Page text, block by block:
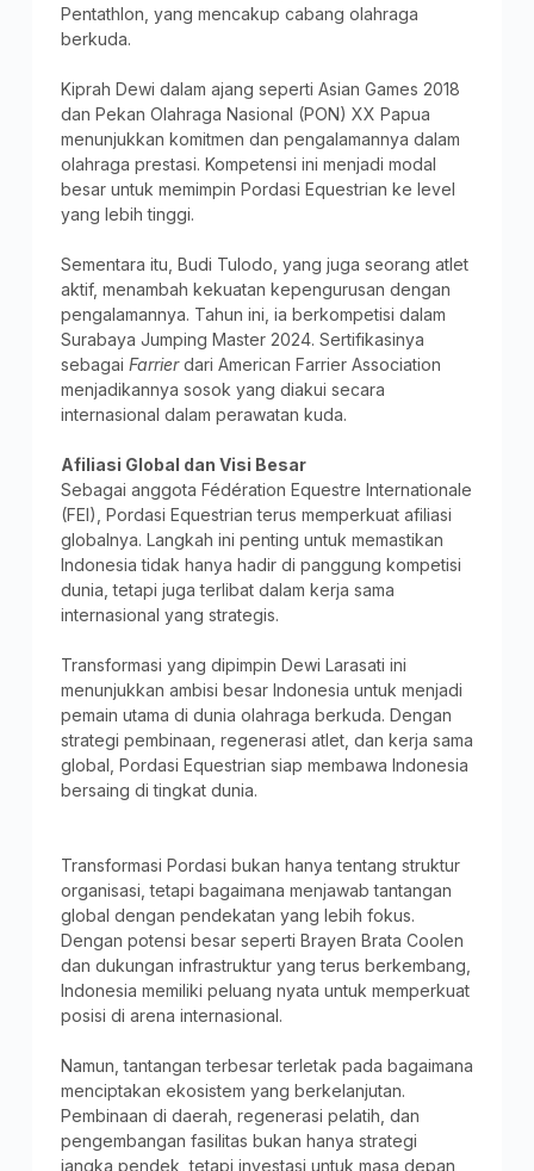
Pentathlon, yang mencakup cabang olahraga
berkuda.
Kiprah Dewi dalam ajang seperti Asian Games 2018
dan Pekan Olahraga Nasional (PON) XX Papua
menunjukkan komitmen dan pengalamannya dalam
olahraga prestasi. Kompetensi ini menjadi modal
besar untuk memimpin Pordasi Equestrian ke level
yang lebih tinggi.
Sementara itu, Budi Tulodo, yang juga seorang atlet
aktif, menambah kekuatan kepengurusan dengan
pengalamannya. Tahun ini, ia berkompetisi dalam
Surabaya Jumping Master 2024. Sertifikasinya
sebagai Farrierdari American Farrier Association
menjadikannya sosok yang diakui secara
internasional dalam perawatan kuda.
Afiliasi Global dan Visi Besar
Sebagai anggota Fédération Equestre Internationale
(FEI), Pordasi Equestrian terus memperkuat afiliasi
globalnya. Langkah ini penting untuk memastikan
Indonesia tidak hanya hadir di panggung kompetisi
dunia, tetapi juga terlibat dalam kerja sama
internasional yang strategis.
Transformasi yang dipimpin Dewi Larasati ini
menunjukkan ambisi besar Indonesia untuk menjadi
pemain utama di dunia olahraga berkuda. Dengan
strategi pembinaan, regenerasi atlet, dan kerja sama
global, Pordasi Equestrian siap membawa Indonesia
bersaing di tingkat dunia.
Transformasi Pordasi bukan hanya tentang struktur
organisasi, tetapi bagaimana menjawab tantangan
global dengan pendekatan yang lebih fokus.
Dengan potensi besar seperti Brayen Brata Coolen
dan dukungan infrastruktur yang terus berkembang,
Indonesia memiliki peluang nyata untuk memperkuat
posisi di arena internasional.
Namun, tantangan terbesar terletak pada bagaimana
menciptakan ekosistem yang berkelanjutan.
Pembinaan di daerah, regenerasi pelatih, dan
pengembangan fasilitas bukan hanya strategi
jangka pendek, tetapi investasi untuk masa depan